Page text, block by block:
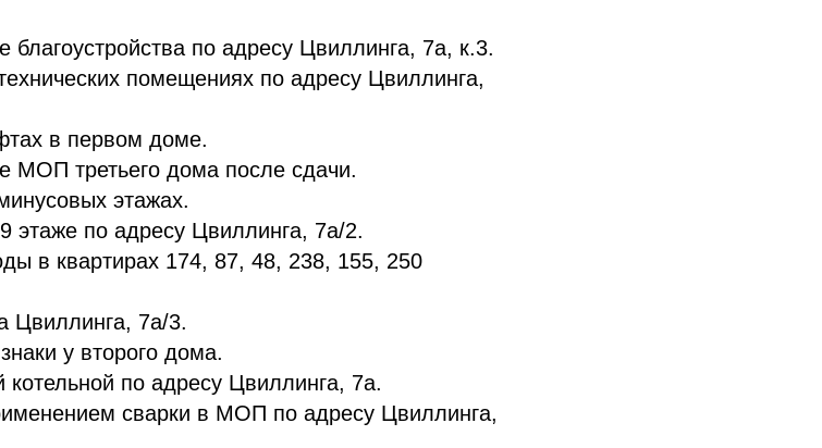
по адресу Цвиллинга, 7а, к.3.
помещениях по адресу Цвиллинга,
в первом доме.
МОП третьего дома после сдачи.
этажах.
этаже по адресу Цвиллинга, 7а/2.
в квартирах 174, 87, 48, 238, 155, 250
Цвиллинга, 7а/3.
у второго дома.
котельной по адресу Цвиллинга, 7а.
сварки в МОП по адресу Цвиллинга,